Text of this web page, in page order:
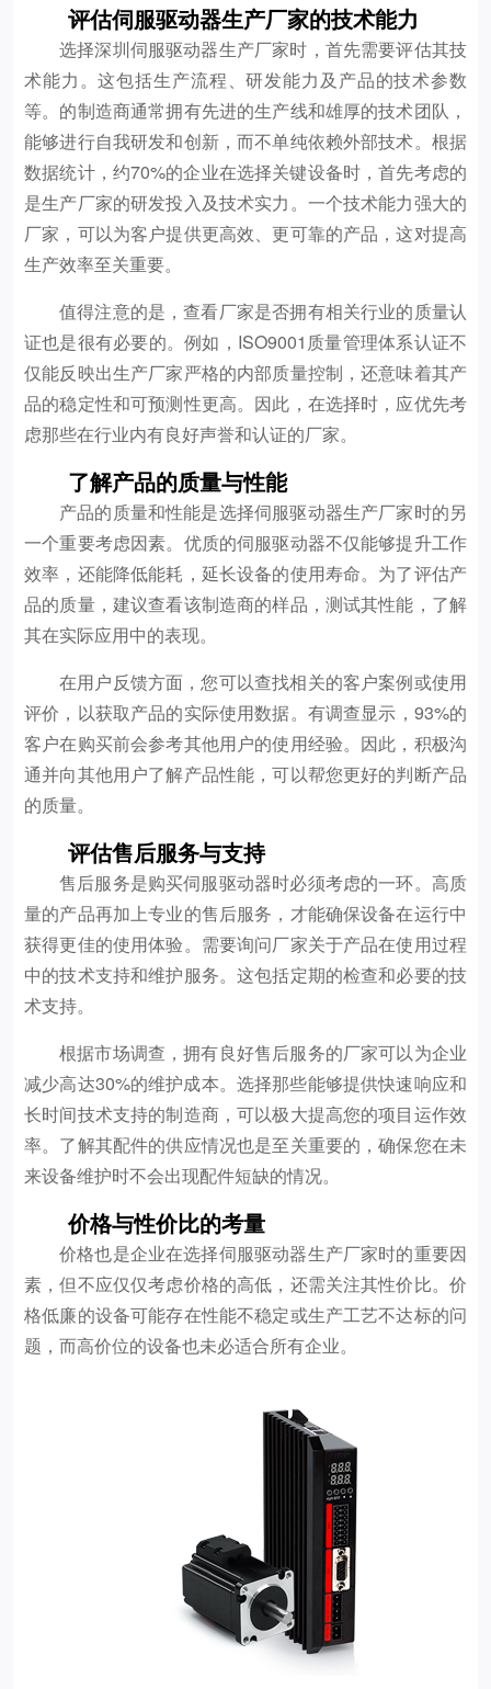
评估伺服驱动器生产厂家的技术能力
选择深圳伺服驱动器生产厂家时，首先需要评估其技
术能力。这包括生产流程、研发能力及产品的技术参数
等。的制造商通常拥有先进的生产线和雄厚的技术团队，
能够进行自我研发和创新，而不单纯依赖外部技术。根据
数据统计，约70%的企业在选择关键设备时，首先考虑的
是生产厂家的研发投入及技术实力。一个技术能力强大的
厂家，可以为客户提供更高效、更可靠的产品，这对提高
生产效率至关重要。
值得注意的是，查看厂家是否拥有相关行业的质量认
证也是很有必要的。例如，ISO9001质量管理体系认证不
仅能反映出生产厂家严格的内部质量控制，还意味着其产
品的稳定性和可预测性更高。因此，在选择时，应优先考
虑那些在行业内有良好声誉和认证的厂家。
了解产品的质量与性能
产品的质量和性能是选择伺服驱动器生产厂家时的另
一个重要考虑因素。优质的伺服驱动器不仅能够提升工作
效率，还能降低能耗，延长设备的使用寿命。为了评估产
品的质量，建议查看该制造商的样品，测试其性能，了解
其在实际应用中的表现。
在用户反馈方面，您可以查找相关的客户案例或使用
评价，以获取产品的实际使用数据。有调查显示，93%的
客户在购买前会参考其他用户的使用经验。因此，积极沟
通并向其他用户了解产品性能，可以帮您更好的判断产品
的质量。
评估售后服务与支持
售后服务是购买伺服驱动器时必须考虑的一环。高质
量的产品再加上专业的售后服务，才能确保设备在运行中
获得更佳的使用体验。需要询问厂家关于产品在使用过程
中的技术支持和维护服务。这包括定期的检查和必要的技
术支持。
根据市场调查，拥有良好售后服务的厂家可以为企业
减少高达30%的维护成本。选择那些能够提供快速响应和
长时间技术支持的制造商，可以极大提高您的项目运作效
率。了解其配件的供应情况也是至关重要的，确保您在未
来设备维护时不会出现配件短缺的情况。
价格与性价比的考量
价格也是企业在选择伺服驱动器生产厂家时的重要因
素，但不应仅仅考虑价格的高低，还需关注其性价比。价
格低廉的设备可能存在性能不稳定或生产工艺不达标的问
题，而高价位的设备也未必适合所有企业。